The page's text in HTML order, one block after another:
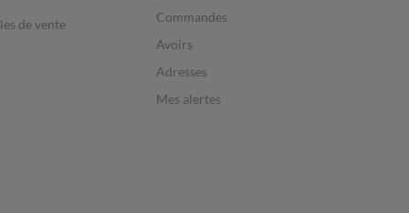
de vente
Commandes
Avoirs
Adresses
Mes alertes